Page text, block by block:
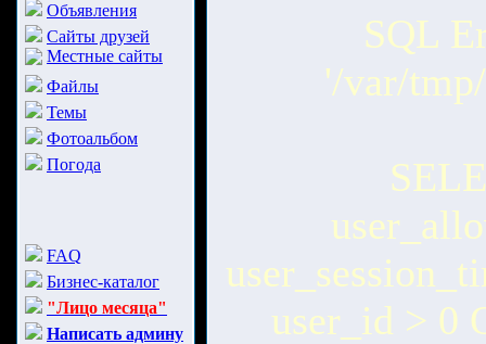
Объявления
Сайты друзей
Местные сайты
Файлы
Темы
Фотоальбом
Погода
FAQ
Бизнес-каталог
"Лицо месяца"
Написать админу
SQL
'/var/
user_id > 0